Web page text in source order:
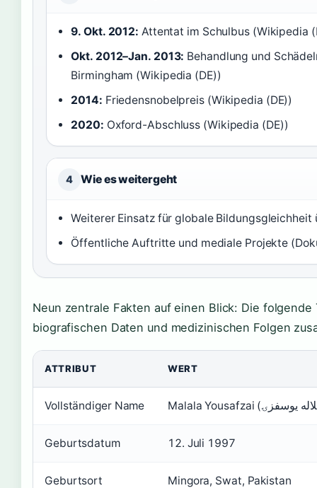
9. Okt. 2012: Attentat im Schulbus (Wikipedia
Okt. 2012–Jan. 2013: Behandlung und
Birmingham (Wikipedia (DE))
2014: Friedensnobelpreis (Wikipedia (DE))
2020: Oxford-Abschluss (Wikipedia (DE))
4 Wie es weitergeht
Weiterer Einsatz für globale Bildungsgleichheit
Öffentliche Auftritte und mediale Projekte
Neun zentrale Fakten auf einen Blick: Die
biografischen Daten und medizinischen Folgen
ATTRIBUT WERT
Vollständiger Name
Geburtsdatum 12. Juli 1997
Geburtsort Mingora, Swat, Pakistan